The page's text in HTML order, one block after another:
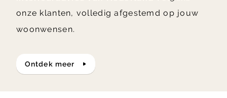
onze klanten, volledig afgestemd op jouw
woonwensen.
ontdek meer